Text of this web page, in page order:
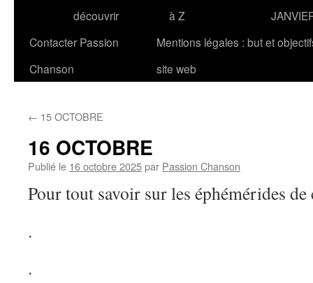
découvrir
à Z
Contacter Passion
Chanson
Mentions légales : but et
site web
← 15 OCTOBRE
16 OCTOBRE
Publié le 16 octobre 2025par Passion Chanson
Pour tout savoir sur les éphémérides
.
.